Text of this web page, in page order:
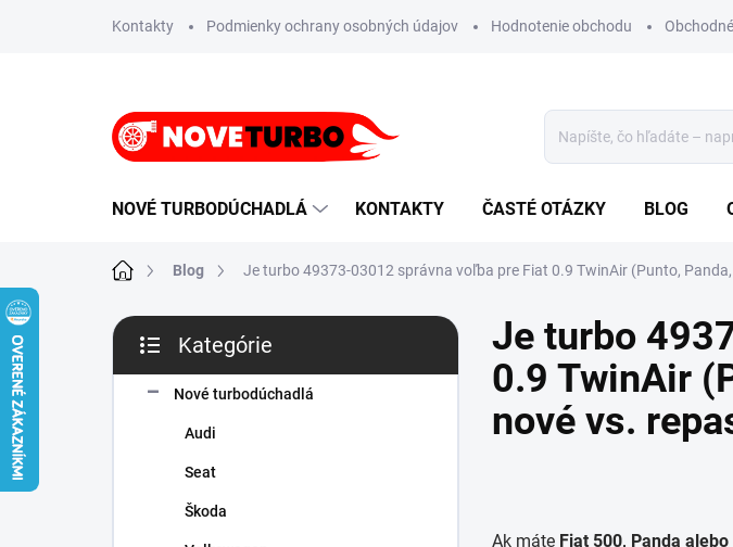
Kontakty Podmienky ochrany osobných údajov Hodnotenie obchodu
NOVÉ TURBODÚCHADLÁ KONTAKTY ČASTÉ OTÁZKY BLOG
DomovBlog Je turbo 49373-03012 správna voľba pre Fiat 0.9 TwinAir (Punto,
B
č
kategórie
Kategórie
Nové turbodúchadlá
Audi
Seat
Škoda
Je turbo
0.9 TwinAir
nové vs.
Ak máte Fiat 500, Panda